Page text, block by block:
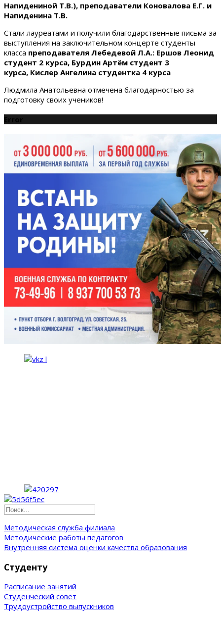
Напидениной Т.В.), преподаватели Коновалова Е.Г. и
Напиденина Т.В.
Стали лауреатами и получили благодарственные письма за
выступления на заключительном концерте студенты
класса преподавателя Лебедевой Л.А.: Ершов Леонид
студент 2 курса, Бурдин Артём студент 3
курса, Кислер Ангелина студентка 4 курса
Людмила Анатольевна отмечена благодарностью за
подготовку своих учеников!
Error
Методическая служба филиала
Методические работы педагогов
Внутренняя система оценки качества образования
Студенту
Расписание занятий
Студенческий совет
Трудоустройство выпускников